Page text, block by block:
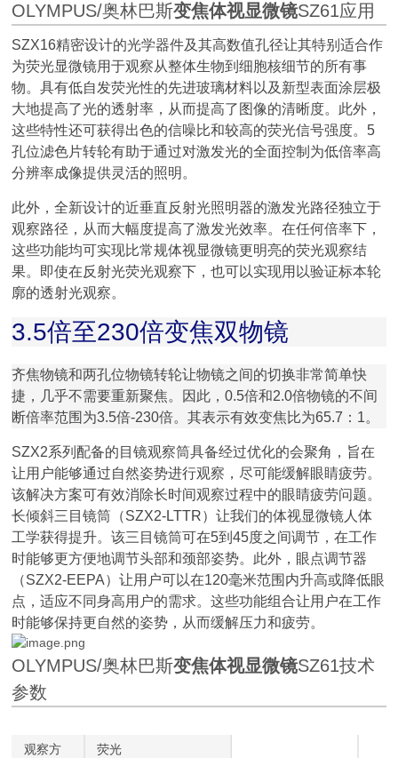
OLYMPUS/奥林巴斯变焦体视显微镜SZ61应用
SZX16精密设计的光学器件及其高数值孔径让其特别适合作
为荧光显微镜用于观察从整体生物到细胞核细节的所有事
物。具有低自发荧光性的先进玻璃材料以及新型表面涂层极
大地提高了光的透射率，从而提高了图像的清晰度。此外，
这些特性还可获得出色的信噪比和较高的荧光信号强度。5
孔位滤色片转轮有助于通过对激发光的全面控制为低倍率高
分辨率成像提供灵活的照明。
此外，全新设计的近垂直反射光照明器的激发光路径独立于
观察路径，从而大幅度提高了激发光效率。在任何倍率下，
这些功能均可实现比常规体视显微镜更明亮的荧光观察结
果。即使在反射光荧光观察下，也可以实现用以验证标本轮
廓的透射光观察。
3.5倍至230倍变焦双物镜
齐焦物镜和两孔位物镜转轮让物镜之间的切换非常简单快
捷，几乎不需要重新聚焦。因此，0.5倍和2.0倍物镜的不间
断倍率范围为3.5倍-230倍。其表示有效变焦比为65.7：1。
SZX2系列配备的目镜观察筒具备经过优化的会聚角，旨在
让用户能够通过自然姿势进行观察，尽可能缓解眼睛疲劳。
该解决方案可有效消除长时间观察过程中的眼睛疲劳问题。
长倾斜三目镜筒（SZX2-LTTR）让我们的体视显微镜人体
工学获得提升。该三目镜筒可在5到45度之间调节，在工作
时能够更方便地调节头部和颈部姿势。此外，眼点调节器
（SZX2-EEPA）让用户可以在120毫米范围内升高或降低眼
点，适应不同身高用户的需求。这些功能组合让用户在工作
时能够保持更自然的姿势，从而缓解压力和疲劳。
OLYMPUS/奥林巴斯变焦体视显微镜SZ61技术
参数
观察方
荧光